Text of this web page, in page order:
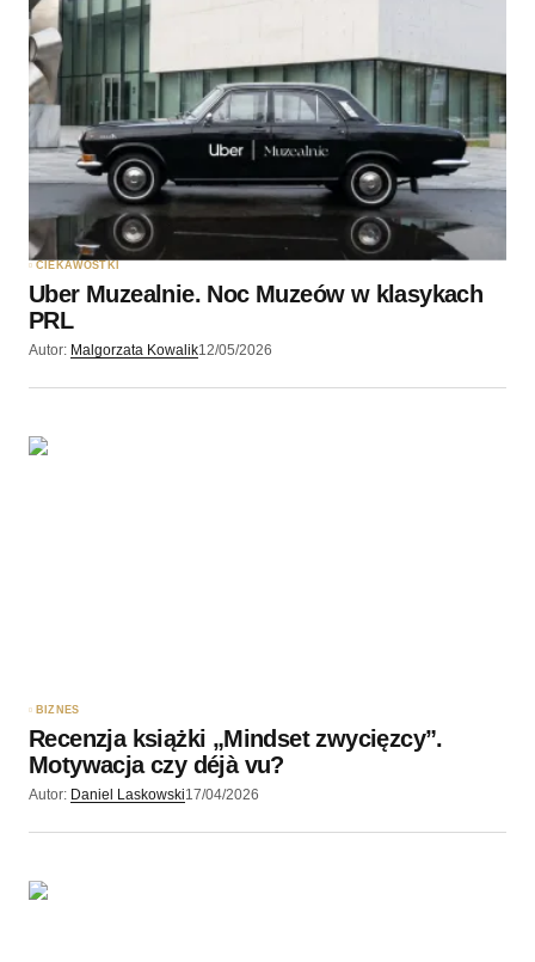
CIEKAWOSTKI
Uber Muzealnie. Noc Muzeów w klasykach
PRL
Autor: Malgorzata Kowalik12/05/2026
BIZNES
Recenzja książki „Mindset zwycięzcy”.
Motywacja czy déjà vu?
Autor: Daniel Laskowski17/04/2026